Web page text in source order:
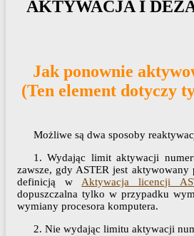
AKTYWACJA I
Jak ponownie
(Ten element dotyczy
Możliwe są dwa sposoby
1. Wydając limit aktywacji
zawsze, gdy ASTER jest aktywowany
definicją wAktywacja licencji
dopuszczalna tylko w przypadku
wymiany procesora komputera.
2. Nie wydając limitu aktywacji